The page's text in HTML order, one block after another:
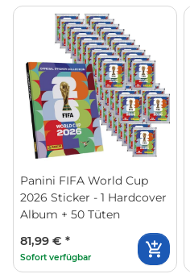
Panini FIFA World Cup
2026 Sticker - 1 Hardcover
Album + 50 Tüten
81,99 € *
Sofort verfügbar